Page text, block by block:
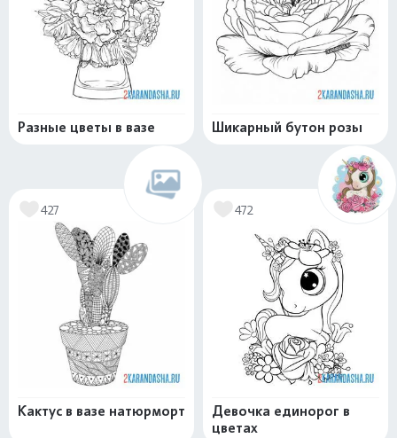
Разные цветы в вазе Шикарный бутон розы
427
Кактус в вазе натюрморт
472
Девочка единорог в
цветах